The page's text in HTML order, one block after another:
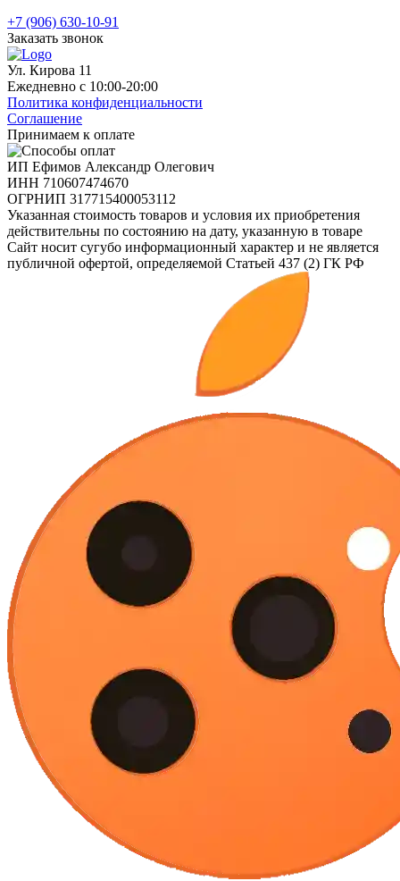
+7 (906) 630-10-91
Заказать звонок
Ул. Кирова 11
Ежедневно с 10:00-20:00
Политика конфиденциальности
Соглашение
Принимаем к оплате
ИП Ефимов Александр Олегович
ИНН 710607474670
ОГРНИП 317715400053112
Указанная стоимость товаров и условия их приобретения
действительны по состоянию на дату, указанную в товаре
Сайт носит сугубо информационный характер и не является
публичной офертой, определяемой Статьей 437 (2) ГК РФ